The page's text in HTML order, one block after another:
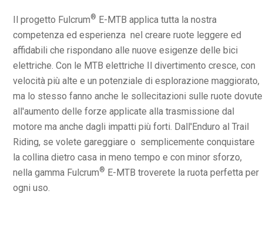
Il progetto Fulcrum® E-MTB applica tutta la nostra
competenza ed esperienza nel creare ruote leggere ed
affidabili che rispondano alle nuove esigenze delle bici
elettriche. Con le MTB elettriche Il divertimento cresce, con
velocità più alte e un potenziale di esplorazione maggiorato,
ma lo stesso fanno anche le sollecitazioni sulle ruote dovute
all'aumento delle forze applicate alla trasmissione dal
motore ma anche dagli impatti più forti. Dall'Enduro al Trail
Riding, se volete gareggiare o semplicemente conquistare
la collina dietro casa in meno tempo e con minor sforzo,
nella gamma Fulcrum® E-MTB troverete la ruota perfetta per
ogni uso.